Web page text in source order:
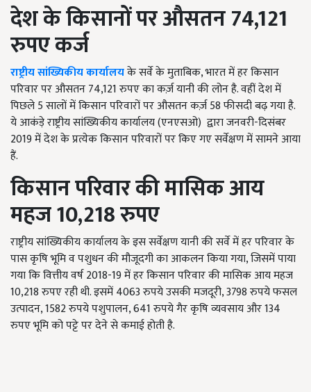
देश के किसानों पर औसतन74,121
रुपए कर्ज
राष्ट्रीय सांख्यिकीय कार्यालयके सर्वे के मुताबिक, भारत में हर किसान
परिवार पर औसतन 74,121 रुपए का कर्ज़ यानी की लोन है. वहीं देश में
पिछले 5 सालों में किसान परिवारों पर औसतन कर्ज़ 58 फीसदी बढ़ गया है.
ये आकंड़े राष्ट्रीय सांख्यिकीय कार्यालय (एनएसओ) द्वारा जनवरी-दिसंबर
2019 में देश के प्रत्येक किसान परिवारों पर किए गए सर्वेक्षण में सामने आया
हैं.
किसान परिवार की मासिक आय
महज10,218रुपए
राष्ट्रीय सांख्यिकीय कार्यालय के इस सर्वेक्षण यानी की सर्वे में हर परिवार के
पास कृषि भूमि व पशुधन की मौजूदगी का आकलन किया गया, जिसमें पाया
गया कि वित्तीय वर्ष 2018-19 में हर किसान परिवार की मासिक आय महज
10,218 रुपए रही थी. इसमें 4063 रुपये उसकी मजदूरी, 3798 रुपये फसल
उत्पादन, 1582 रुपये पशुपालन, 641 रुपये गैर कृषि व्यवसाय और 134
रुपए भूमि को पट्टे पर देने से कमाई होती है.